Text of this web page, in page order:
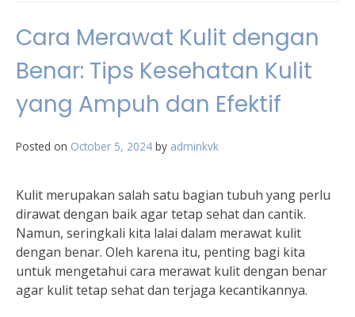
Cara Merawat Kulit dengan
Benar: Tips Kesehatan Kulit
yang Ampuh dan Efektif
Posted on October 5, 2024 by adminkvk
Kulit merupakan salah satu bagian tubuh yang perlu
dirawat dengan baik agar tetap sehat dan cantik.
Namun, seringkali kita lalai dalam merawat kulit
dengan benar. Oleh karena itu, penting bagi kita
untuk mengetahui cara merawat kulit dengan benar
agar kulit tetap sehat dan terjaga kecantikannya.